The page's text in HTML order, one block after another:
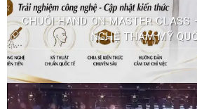
CHUỖI HAND ON MASTER CLASS
NGHỆ THẨM MỸ